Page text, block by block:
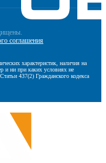
соглашения
характеристик, наличия на
и ни при каких условиях не
437(2) Гражданского кодекса